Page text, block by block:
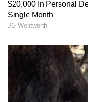
అందిస్తుంది. దీనితో
100 SMS
లభిస్తుంది. అంటే
పరిమితి లేకుండా హై-
JioTV, Jio AI క్లౌడ్
లభిస్తుంది.